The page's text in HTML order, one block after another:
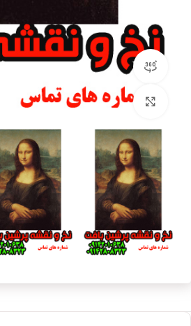
مشاهده 360 درجه
بزرگنمایی تصویر